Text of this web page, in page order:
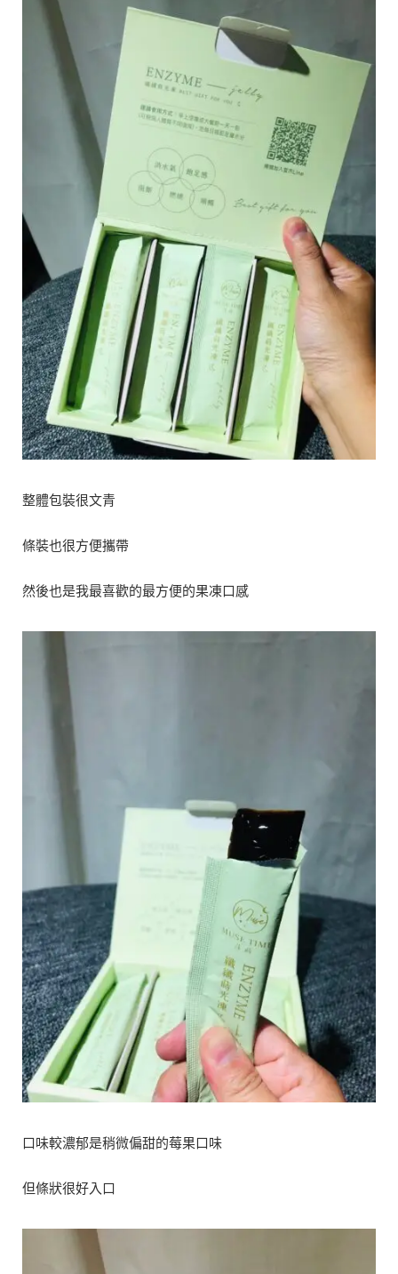
整體包裝很文青
條裝也很方便攜帶
然後也是我最喜歡的最方便的果凍口感
口味較濃郁是稍微偏甜的莓果口味
但條狀很好入口